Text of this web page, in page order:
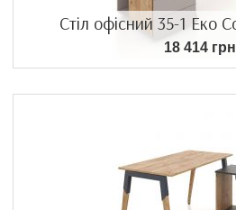
Стіл офісний 35-1 Еко
18 414